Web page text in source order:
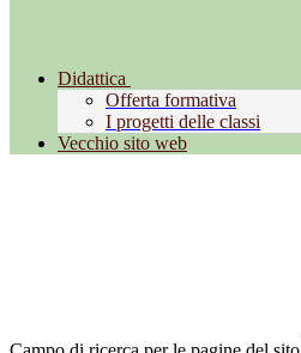
Didattica
Offerta formativa
I progetti delle classi
Vecchio sito web